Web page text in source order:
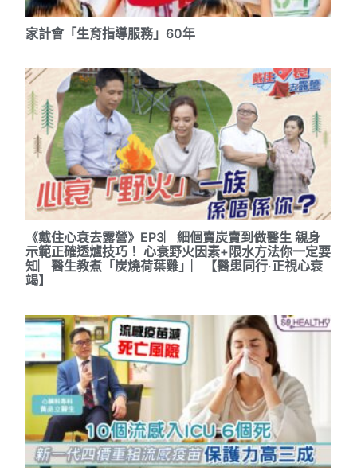
家計會「生育指導服務」60年
《戴住心衰去露營》EP3︳細個賣炭賣到做醫生 親身
示範正確透爐技巧！ 心衰野火因素+限水方法你一定要
知︳醫生教煮「炭燒荷葉雞」︳【醫患同行‧正視心衰
竭】